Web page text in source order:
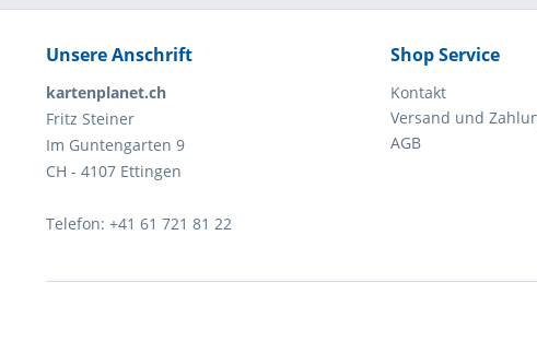
Unsere Anschrift
kartenplanet.ch
Fritz Steiner
Im Guntengarten 9
CH - 4107 Ettingen
Telefon: +41 61 721 81 22
Shop Service
Kontakt
Versand und
AGB